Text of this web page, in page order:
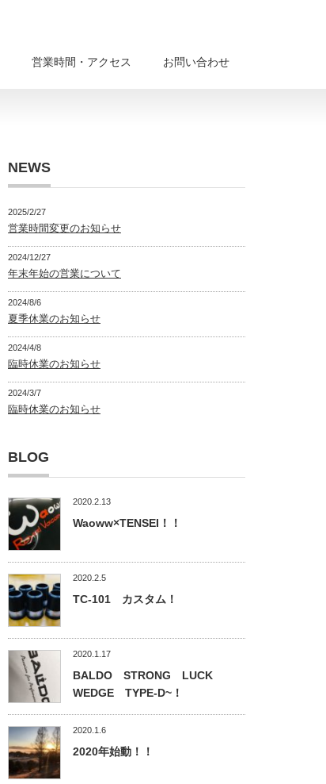
営業時間・アクセス お問い合わせ
NEWS
2025/2/27
営業時間変更のお知らせ
2024/12/27
年末年始の営業について
2024/8/6
夏季休業のお知らせ
2024/4/8
臨時休業のお知らせ
2024/3/7
臨時休業のお知らせ
BLOG
2020.2.13
Waoww×TENSEI！！
2020.2.5
TC-101 カスタム！
2020.1.17
BALDO STRONG LUCK
WEDGE TYPE-D~！
2020.1.6
2020年始動！！